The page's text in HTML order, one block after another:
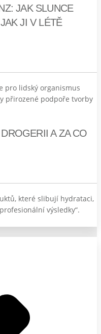
JAK SLUNCE
JI V LÉTĚ
pro lidský organismus
přirozené podpoře tvorby
A ZA CO
které slibují hydrataci,
výsledky“.